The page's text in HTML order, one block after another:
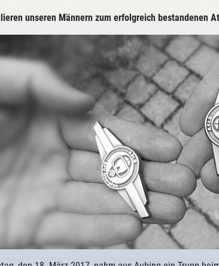
unseren Männern zum erfolgreich bestandenen